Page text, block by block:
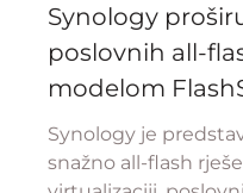
Synology
poslovnih all-
modelom
Synology je
snažno all-flash